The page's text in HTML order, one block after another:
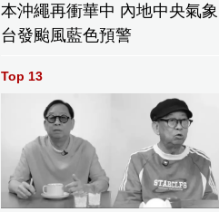
本沖繩再衝華中 內地中央氣象
台發颱風藍色預警
Top 13